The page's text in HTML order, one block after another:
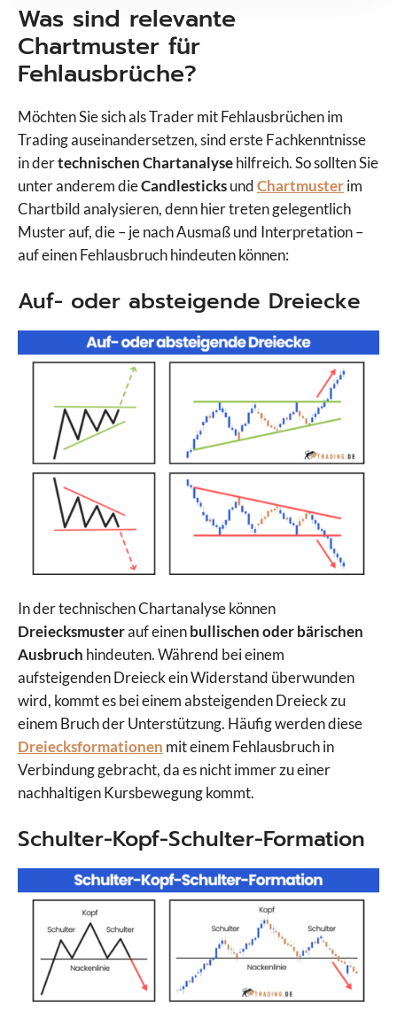
Was sind relevante
Chartmuster für
Fehlausbrüche?
Möchten Sie sich als Trader mit Fehlausbrüchen im
Trading auseinandersetzen, sind erste Fachkenntnisse
in dertechnischen Chartanalysehilfreich. So sollten Sie
unter anderem dieCandlesticksundChartmusterim
Chartbild analysieren, denn hier treten gelegentlich
Muster auf, die – je nach Ausmaß und Interpretation –
auf einen Fehlausbruch hindeuten können:
Auf- oder absteigende Dreiecke
In der technischen Chartanalyse können
Dreiecksmusterauf einenbullischen oder bärischen
Ausbruch hindeuten. Während bei einem
aufsteigenden Dreieck ein Widerstand überwunden
wird, kommt es bei einem absteigenden Dreieck zu
einem Bruch der Unterstützung. Häufig werden diese
Dreiecksformationen mit einem Fehlausbruch in
Verbindung gebracht, da es nicht immer zu einer
nachhaltigen Kursbewegung kommt.
Schulter-Kopf-Schulter-Formation